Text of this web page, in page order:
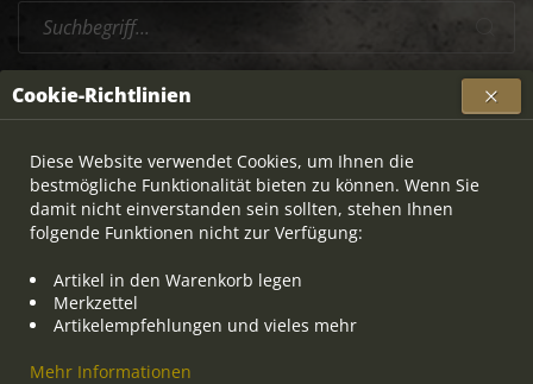
Topseller
Cookie-Richtlinien
Diese Website verwendet Cookies, um Ihnen die
bestmögliche Funktionalität bieten zu können. Wenn Sie
damit nicht einverstanden sein sollten, stehen Ihnen
folgende Funktionen nicht zur Verfügung:
Artikel in den Warenkorb legen
Merkzettel
Artikelempfehlungen und vieles mehr
Mehr Informationen